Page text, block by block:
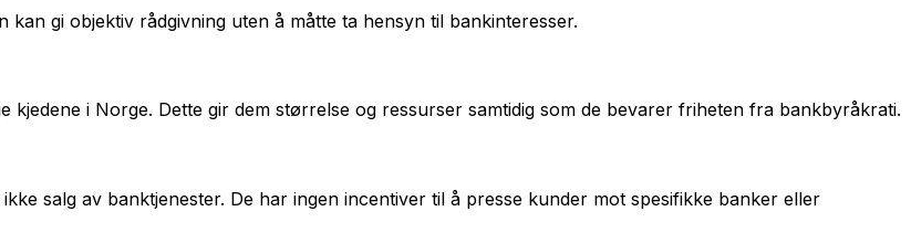
gi objektiv rådgivning uten å måtte ta hensyn til bankinteresser.
kjedene i Norge. Dette gir dem størrelse og ressurser samtidig som de bevarer friheten fra bankbyråkrati.
salg av banktjenester. De har ingen incentiver til å presse kunder mot spesifikke banker eller